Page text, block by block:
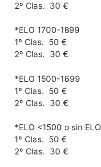
2º Clas. 30 €
*ELO 1700-1899
1º Clas. 50 €
2º Clas. 30 €
*ELO 1500-1699
1º Clas. 50 €
2º Clas. 30 €
*ELO <1500 o sin ELO
1º Clas. 50 €
2º Clas. 30 €